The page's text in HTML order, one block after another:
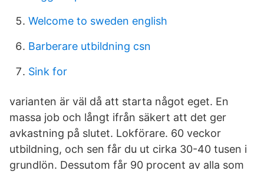
Welcome to sweden english
Barberare utbildning csn
Sink for
varianten är väl då att starta något eget. En
massa job och långt ifrån säkert att det ger
avkastning på slutet. Lokförare. 60 veckor
utbildning, och sen får du ut cirka 30-40 tusen i
grundlön. Dessutom får 90 procent av alla som